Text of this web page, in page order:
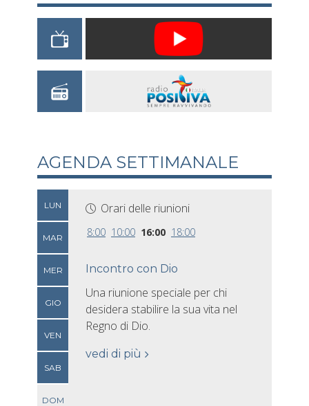
AGENDA SETTIMANALE
LUN
MAR
MER
GIO
VEN
SAB
DOM
Orari delle riunioni
8:00 10:00 16:00 18:00
Incontro con Dio
Una riunione speciale per chi
desidera stabilire la sua vita nel
Regno di Dio.
vedi di più